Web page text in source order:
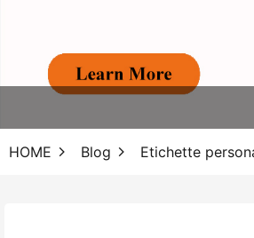
HOME Blog Etichette